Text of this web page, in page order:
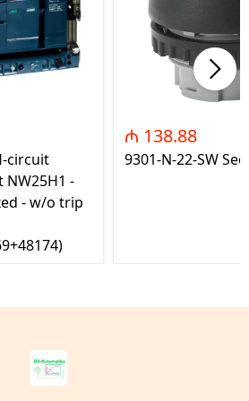
circuit
-
- w/o trip
₼ 138.88
9301-N-22-SW